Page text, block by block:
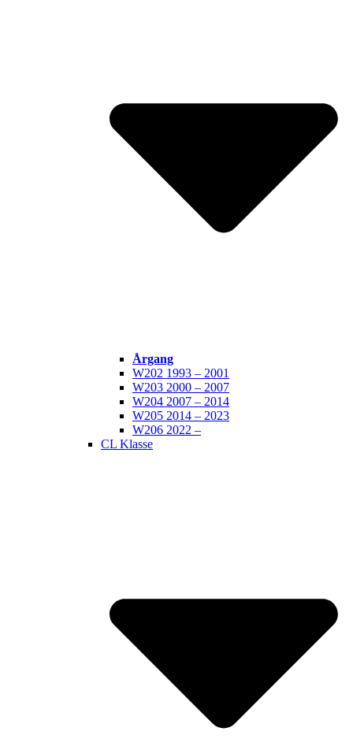
Årgang
W202 1993 – 2001
W203 2000 – 2007
W204 2007 – 2014
W205 2014 – 2023
W206 2022 –
CL Klasse